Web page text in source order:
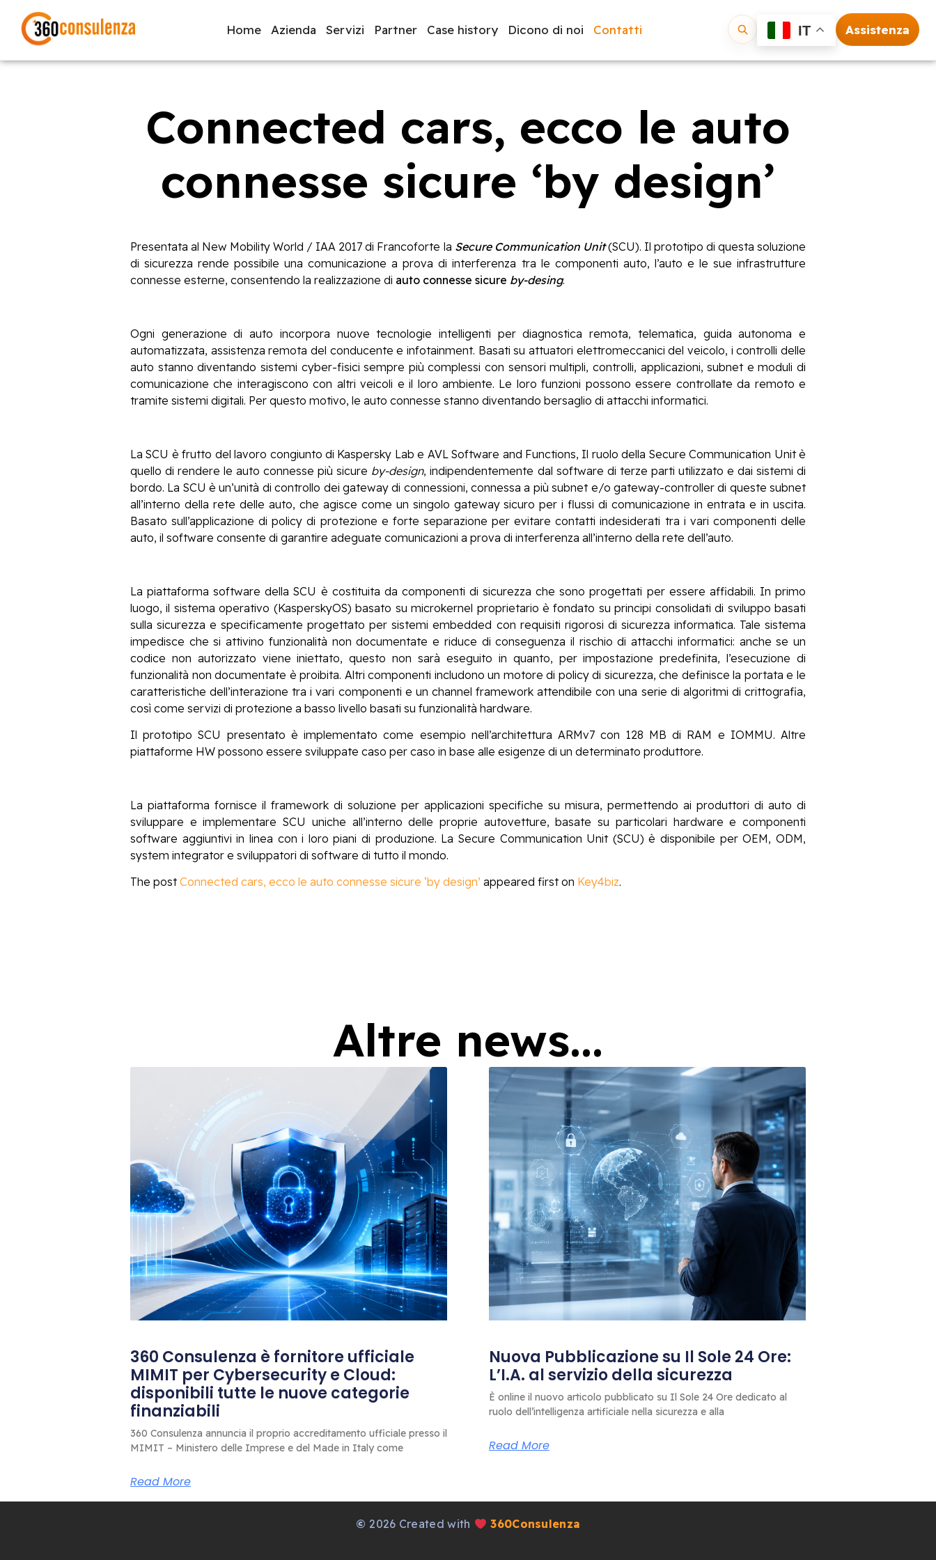
Home Azienda Servizi Partner Case history Dicono di noi Contatti IT Assistenza
NIS2 Bandi ISO 27001 Sviluppo software BeeProd
Connected cars, ecco le auto
connesse sicure ‘by design’
Presentata al New Mobility World / IAA 2017 di Francoforte la Secure Communication Unit(SCU). Il prototipo di questa soluzione
di sicurezza rende possibile una comunicazione a prova di interferenza tra le componenti auto, l’auto e le sue infrastrutture
connesse esterne, consentendo la realizzazione di auto connesse sicure by-desing.
Ogni generazione di auto incorpora nuove tecnologie intelligenti per diagnostica remota, telematica, guida autonoma e
automatizzata, assistenza remota del conducente e infotainment. Basati su attuatori elettromeccanici del veicolo, i controlli delle
auto stanno diventando sistemi cyber-fisici sempre più complessi con sensori multipli, controlli, applicazioni, subnet e moduli di
comunicazione che interagiscono con altri veicoli e il loro ambiente. Le loro funzioni possono essere controllate da remoto e
tramite sistemi digitali. Per questo motivo, le auto connesse stanno diventando bersaglio di attacchi informatici.
La SCU è frutto del lavoro congiunto di Kaspersky Lab e AVL Software and Functions, Il ruolo della Secure Communication Unit è
quello di rendere le auto connesse più sicure by-design, indipendentemente dal software di terze parti utilizzato e dai sistemi di
bordo. La SCU è un’unità di controllo dei gateway di connessioni, connessa a più subnet e/o gateway-controller di queste subnet
all’interno della rete delle auto, che agisce come un singolo gateway sicuro per i flussi di comunicazione in entrata e in uscita.
Basato sull’applicazione di policy di protezione e forte separazione per evitare contatti indesiderati tra i vari componenti delle
auto, il software consente di garantire adeguate comunicazioni a prova di interferenza all’interno della rete dell’auto.
La piattaforma software della SCU è costituita da componenti di sicurezza che sono progettati per essere affidabili. In primo
luogo, il sistema operativo (KasperskyOS) basato su microkernel proprietario è fondato su principi consolidati di sviluppo basati
sulla sicurezza e specificamente progettato per sistemi embedded con requisiti rigorosi di sicurezza informatica. Tale sistema
impedisce che si attivino funzionalità non documentate e riduce di conseguenza il rischio di attacchi informatici: anche se un
codice non autorizzato viene iniettato, questo non sarà eseguito in quanto, per impostazione predefinita, l’esecuzione di
funzionalità non documentate è proibita. Altri componenti includono un motore di policy di sicurezza, che definisce la portata e le
caratteristiche dell’interazione tra i vari componenti e un channel framework attendibile con una serie di algoritmi di crittografia,
così come servizi di protezione a basso livello basati su funzionalità hardware.
Il prototipo SCU presentato è implementato come esempio nell’architettura ARMv7 con 128 MB di RAM e IOMMU. Altre
piattaforme HW possono essere sviluppate caso per caso in base alle esigenze di un determinato produttore.
La piattaforma fornisce il framework di soluzione per applicazioni specifiche su misura, permettendo ai produttori di auto di
sviluppare e implementare SCU uniche all’interno delle proprie autovetture, basate su particolari hardware e componenti
software aggiuntivi in linea con i loro piani di produzione. La Secure Communication Unit (SCU) è disponibile per OEM, ODM,
system integrator e sviluppatori di software di tutto il mondo.
The postConnected cars, ecco le auto connesse sicure ‘by design’ appeared first on Key4biz.
Altre news...
360 Consulenza è fornitore ufficiale
MIMIT per Cybersecurity e Cloud:
disponibili tutte le nuove categorie
finanziabili
360 Consulenza annuncia il proprio accreditamento ufficiale presso il
MIMIT – Ministero delle Imprese e del Made in Italy come
Read More
Nuova Pubblicazione su Il Sole 24 Ore:
L’I.A. al servizio della sicurezza
È online il nuovo articolo pubblicato su Il Sole 24 Ore dedicato al
ruolo dell’intelligenza artificiale nella sicurezza e alla
Read More
© 2026 Created with 360Consulenza